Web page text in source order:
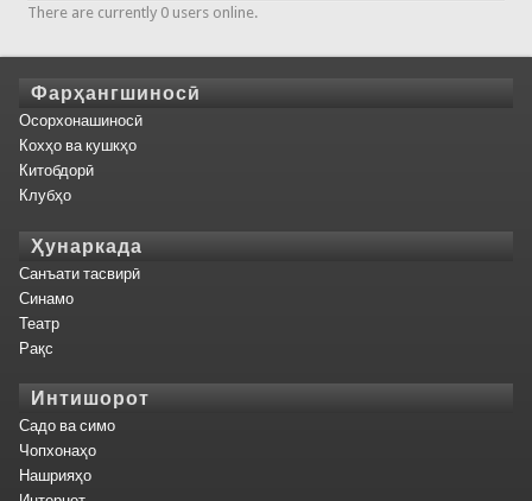
There are currently 0 users online.
Фарҳангшиносӣ
Осорхонашиносӣ
Кохҳо ва кушкҳо
Китобдорӣ
Клубҳо
Ҳунаркада
Санъати тасвирӣ
Синамо
Театр
Рақс
Интишорот
Садо ва симо
Чопхонаҳо
Нашрияҳо